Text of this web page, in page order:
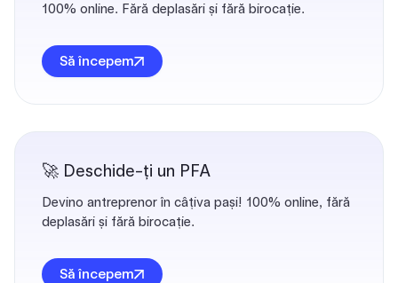
100% online. Fără deplasări și fără birocație.
Să începem
🚀 Deschide-ți un PFA
Devino antreprenor în câțiva pași! 100% online, fără
deplasări și fără birocație.
Să începem